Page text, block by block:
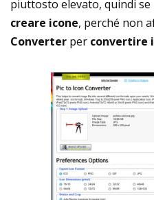
piuttosto elevato, quindi se
creare icone, perché non
Converter per convertire